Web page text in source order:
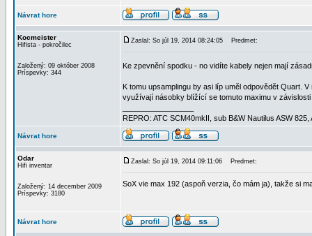
Návrat hore
Kocmeister
Hifista - pokročilec
Založený: 09 október 2008
Príspevky: 344
Zaslal: So júl 19, 2014 08:24:05 Predmet:
Ke zpevnění spodku - no vidíte kabely nejen mají
K tomu upsamplingu by asi líp uměl odpovědět Quart.
využívají násobky blížící se tomuto maximu v
REPRO: ATC SCM40mkII, sub B&W Nautilus ASW
Návrat hore
Odar
Hifi inventar
Založený: 14 december 2009
Príspevky: 3180
Zaslal: So júl 19, 2014 09:11:06 Predmet:
SoX vie max 192 (aspoň verzia, čo mám ja), takže si
Návrat hore